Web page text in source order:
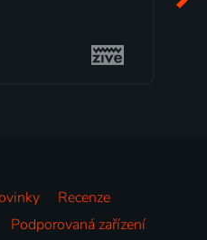
Tomešová
Recenze
Podporovaná zařízení